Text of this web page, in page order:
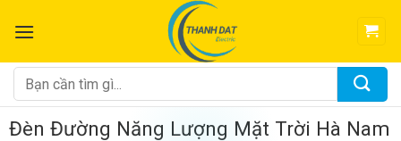
đến
dung
Tìm
kiếm:
Đèn Đường Năng Lượng Mặt Trời Hà Nam